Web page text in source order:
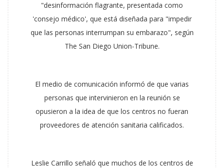
"desinformación flagrante, presentada como
'consejo médico', que está diseñada para "impedir
que las personas interrumpan su embarazo", según
The San Diego Union-Tribune.
El medio de comunicación informó de que varias
personas que intervinieron en la reunión se
opusieron a la idea de que los centros no fueran
proveedores de atención sanitaria calificados.
Leslie Carrillo señaló que muchos de los centros de